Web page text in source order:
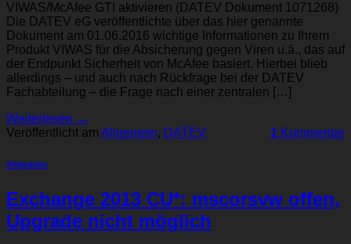
VIWAS/McAfee GTI aktivieren (DATEV Dokument 1071268)
Die DATEV eG veröffentlichte über das hier genannte
Dokument am 01.06.2016 wichtige Informationen zu Ihrem
Produkt VIWAS für die Absicherung gegen Viren u.ä., das auf
der Endpunkt Sicherheit von McAfee basiert. Hierbei blieb
allerdings – und auch nach Rückfrage bei der DATEV
Fachabteilung – die Frage nach einer zentralen […]
Weiterlesen →
Veröffentlicht am Allgemein, DATEV 1 Kommentar
Allgemein
Exchange 2013 CU*: mscorsvw offen,
Upgrade nicht möglich